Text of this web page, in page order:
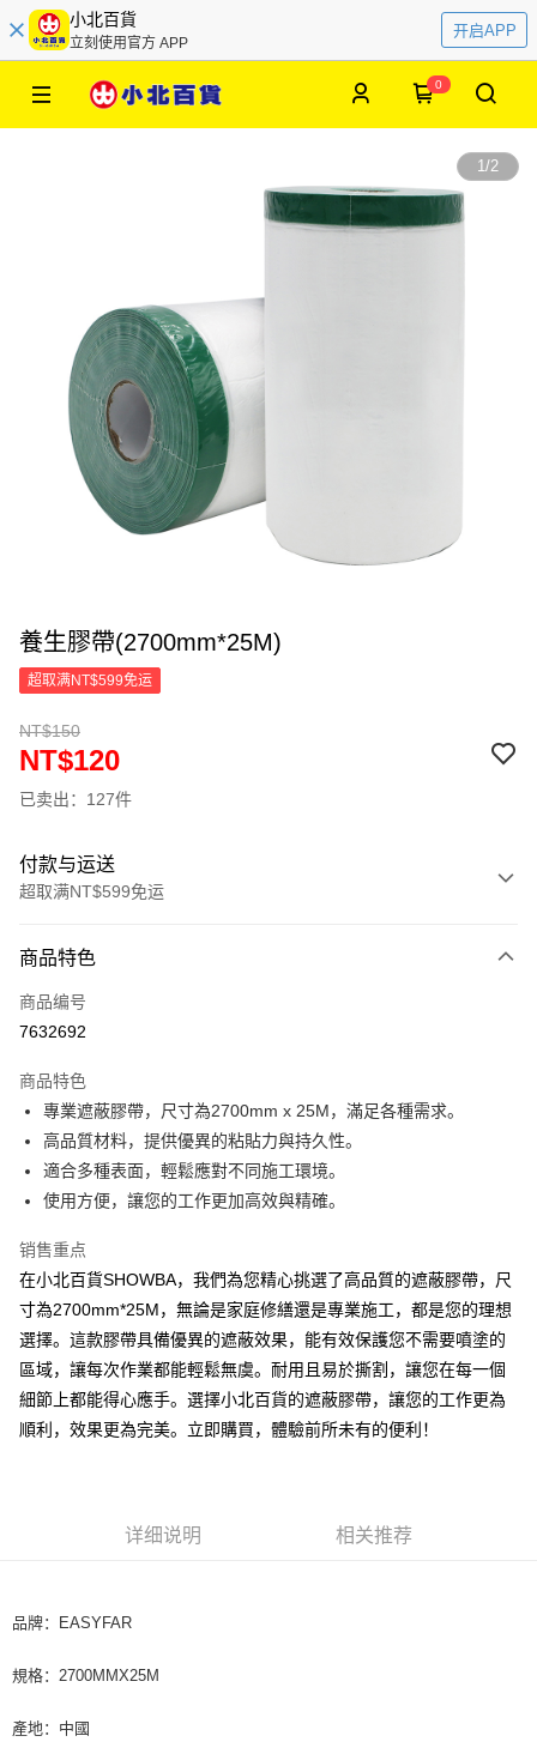
小北百貨
立刻使用官方 APP
开启APP
0
1/2
養生膠帶(2700mm*25M)
超取满NT$599免运
NT$150
NT$120
已卖出：127件
付款与运送
超取满NT$599免运
信用卡一次付款
超商取货付款
Apple Pay
街口支付
悠遊付
Google Pay
AFTEE先享后付
相关说明
一、關於 AFTEE先享後付
1. 於付款方式選擇AFTEE先享後付，將跳出AFTEE先享後付手機驗證視
窗。
2. 進行簡訊驗證之後，即可完成結帳手續。
3. 訂單確認後不需事先繳費，商品會配送至您的指定地址。
繳費期限，為商家向您請款的時間，再加上使用AFTEE可延長的天數所計算
商品與否，仍需要請您在AFTEE規定的時間內完成繳費。
二、付款限制
付款後全家取貨
付款後7-11取貨
每笔NT$60，满NT$599(含以上)免运费
商品特色
商品编号
7632692
商品特色
專業遮蔽膠帶，尺寸為2700mm x 25M，滿足各種需求。
高品質材料，提供優異的粘貼力與持久性。
適合多種表面，輕鬆應對不同施工環境。
使用方便，讓您的工作更加高效與精確。
销售重点
在小北百貨SHOWBA，我們為您精心挑選了高品質的遮蔽膠帶，尺
寸為2700mm*25M，無論是家庭修繕還是專業施工，都是您的理想
選擇。這款膠帶具備優異的遮蔽效果，能有效保護您不需要噴塗的
區域，讓每次作業都能輕鬆無虞。耐用且易於撕割，讓您在每一個
細節上都能得心應手。選擇小北百貨的遮蔽膠帶，讓您的工作更為
順利，效果更為完美。立即購買，體驗前所未有的便利！
详细说明 相关推荐
品牌：EASYFAR
規格：2700MMX25M
產地：中國